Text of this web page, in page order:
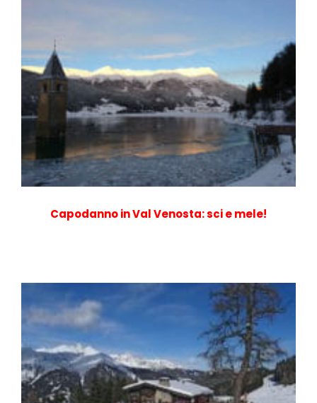
Capodanno in Val Venosta: sci e mele!